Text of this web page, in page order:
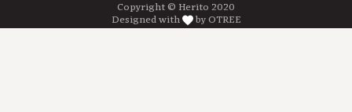
Copyright © Herito 2020
Designed with
by OTREE